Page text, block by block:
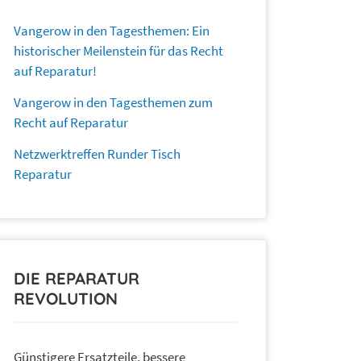
Vangerow in den Tagesthemen: Ein
historischer Meilenstein für das Recht
auf Reparatur!
Vangerow in den Tagesthemen zum
Recht auf Reparatur
Netzwerktreffen Runder Tisch
Reparatur
DIE REPARATUR
REVOLUTION
Günstigere Ersatzteile, bessere